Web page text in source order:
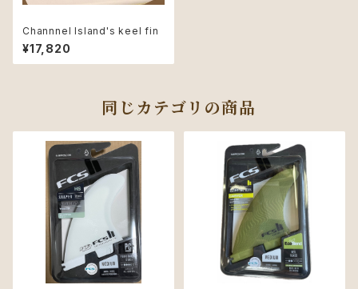
Channnel Island's keel fin
¥17,820
同じカテゴリの商品